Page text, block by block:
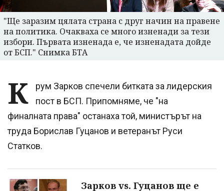
"Ще заразим цялата страна с друг начин на правене
на политика. Очакваха се много изненади за тези
избори. Първата изненада е, че изненадата дойде
от БСП." Снимка БТА
К
рум Зарков спечели битката за лидерския
пост в БСП. Припомняме, че "на
финалната права" останаха той, министърът на
труда Борислав Гуцанов и ветеранът Руси
Статков.
Зарков vs. Гуцанов ще е